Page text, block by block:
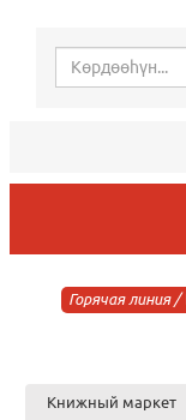
Горячая линия
Книжный маркет